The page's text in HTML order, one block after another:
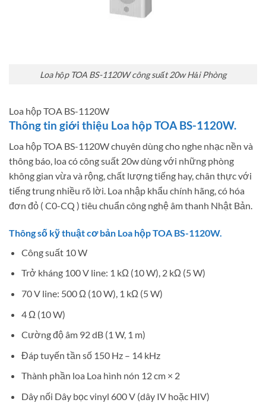
Loa hộp TOA BS-1120W công suất 20w Hải Phòng
Loa hộp TOA BS-1120W
Thông tin giới thiệu Loa hộp TOA BS-1120W.
Loa hộp TOA BS-1120W chuyên dùng cho nghe nhạc nền và
thông báo, loa có công suất 20w dùng với những phòng
không gian vừa và rộng, chất lượng tiếng hay, chân thực với
tiếng trung nhiều rõ lời. Loa nhập khẩu chính hãng, có hóa
đơn đỏ ( C0-CQ ) tiêu chuẩn công nghệ âm thanh Nhật Bản.
Thông số kỹ thuật cơ bản Loa hộp TOA BS-1120W.
Công suất 10 W
Trở kháng 100 V line: 1 kΩ (10 W), 2 kΩ (5 W)
70 V line: 500 Ω (10 W), 1 kΩ (5 W)
4 Ω (10 W)
Cường độ âm 92 dB (1 W, 1 m)
Đáp tuyến tần số 150 Hz – 14 kHz
Thành phần loa Loa hình nón 12 cm × 2
Dây nối Dây bọc vinyl 600 V (dây IV hoặc HIV)